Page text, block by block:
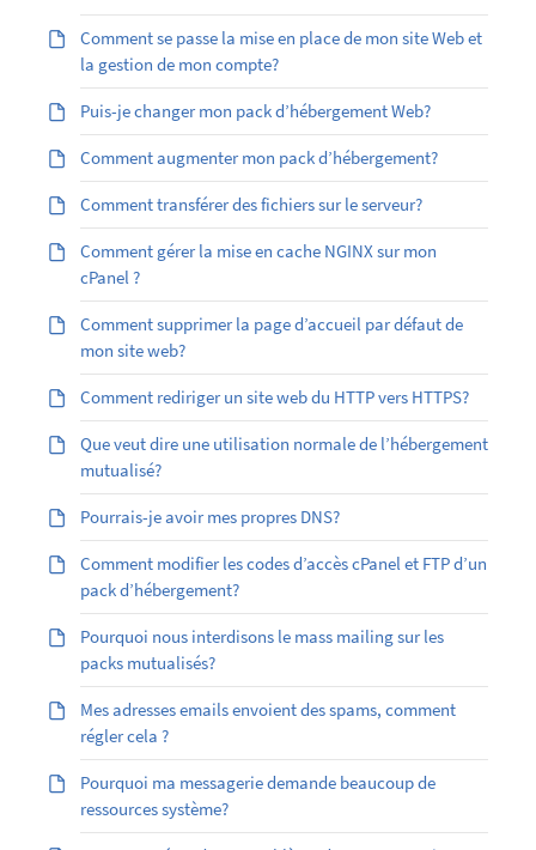
Comment se passe la mise en place de mon site Web et
la gestion de mon compte?
Puis-je changer mon pack d’hébergement Web?
Comment augmenter mon pack d’hébergement?
Comment transférer des fichiers sur le serveur?
Comment gérer la mise en cache NGINX sur mon
cPanel ?
Comment supprimer la page d’accueil par défaut de
mon site web?
Comment rediriger un site web du HTTP vers HTTPS?
Que veut dire une utilisation normale de l’hébergement
mutualisé?
Pourrais-je avoir mes propres DNS?
Comment modifier les codes d’accès cPanel et FTP d’un
pack d’hébergement?
Pourquoi nous interdisons le mass mailing sur les
packs mutualisés?
Mes adresses emails envoient des spams, comment
régler cela ?
Pourquoi ma messagerie demande beaucoup de
ressources système?